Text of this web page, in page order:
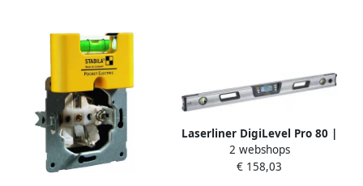
Laserliner DigiLevel Pro 80 |
Digitale elektronische
waterpas | 800mm |
2 webshops
€ 158,03